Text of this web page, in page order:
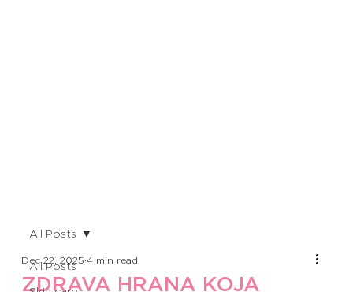
All Posts
All Posts
ZDRAVA HRANA KOJA
Dec 22, 2025 4 min read